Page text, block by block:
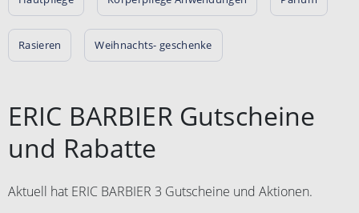
Rasieren Weihnachts- geschenke
ERIC BARBIER Gutscheine
und Rabatte
Aktuell hat ERIC BARBIER 3 Gutscheine und Aktionen.